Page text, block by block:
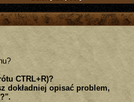
CTRL+R)?
dokładniej opisać problem,